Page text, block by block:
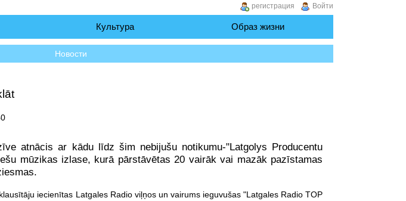
Культура Образ жизни
Новости
atnācis ar kādu līdz šim nebijušu notikumu-"Latgolys Producentu
mūzikas izlase, kurā pārstāvētas 20 vairāk vai mazāk pazīstamas
iecienītas Latgales Radio viļņos un vairums ieguvušas "Latgales Radio TOP
Войти
регистрация